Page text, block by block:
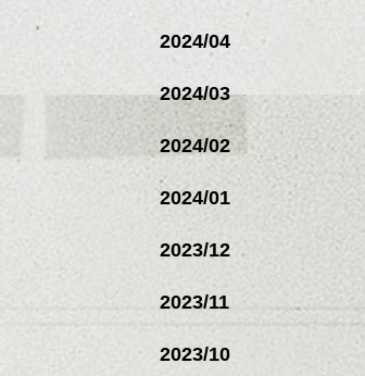
2024/04
2024/03
2024/02
2024/01
2023/12
2023/11
2023/10